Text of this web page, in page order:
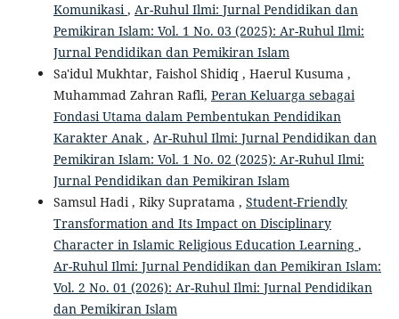
Komunikasi, Ar-Ruhul Ilmi: Jurnal Pendidikan dan
Pemikiran Islam: Vol. 1 No. 03 (2025): Ar-Ruhul Ilmi:
Jurnal Pendidikan dan Pemikiran Islam
Sa'idul Mukhtar, Faishol Shidiq , Haerul Kusuma ,
Muhammad Zahran Rafli, Peran Keluarga sebagai
Fondasi Utama dalam Pembentukan Pendidikan
Karakter Anak, Ar-Ruhul Ilmi: Jurnal Pendidikan dan
Pemikiran Islam: Vol. 1 No. 02 (2025): Ar-Ruhul Ilmi:
Jurnal Pendidikan dan Pemikiran Islam
Samsul Hadi , Riky Supratama , Student-Friendly
Transformation and Its Impact on Disciplinary
Character in Islamic Religious Education Learning ,
Ar-Ruhul Ilmi: Jurnal Pendidikan dan Pemikiran Islam:
Vol. 2 No. 01 (2026): Ar-Ruhul Ilmi: Jurnal Pendidikan
dan Pemikiran Islam